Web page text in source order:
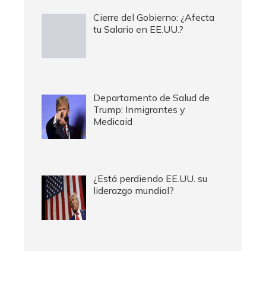
Cierre del Gobierno: ¿Afecta
tu Salario en EE.UU.?
Departamento de Salud de
Trump: Inmigrantes y
Medicaid
¿Está perdiendo EE.UU. su
liderazgo mundial?